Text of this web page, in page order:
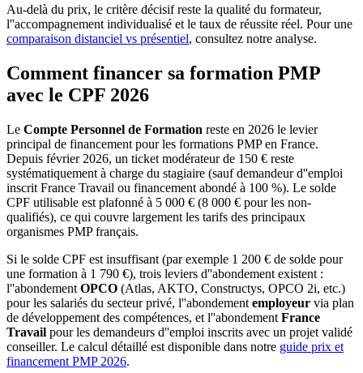
Au-delà du prix, le critère décisif reste la qualité du formateur,
l''accompagnement individualisé et le taux de réussite réel. Pour une
comparaison distanciel vs présentiel, consultez notre analyse.
Comment financer sa formation PMP
avec le CPF 2026
Le Compte Personnel de Formation reste en 2026 le levier
principal de financement pour les formations PMP en France.
Depuis février 2026, un ticket modérateur de 150 € reste
systématiquement à charge du stagiaire (sauf demandeur d''emploi
inscrit France Travail ou financement abondé à 100 %). Le solde
CPF utilisable est plafonné à 5 000 € (8 000 € pour les non-
qualifiés), ce qui couvre largement les tarifs des principaux
organismes PMP français.
Si le solde CPF est insuffisant (par exemple 1 200 € de solde pour
une formation à 1 790 €), trois leviers d''abondement existent :
l''abondement OPCO (Atlas, AKTO, Constructys, OPCO 2i, etc.)
pour les salariés du secteur privé, l''abondement employeur via plan
de développement des compétences, et l''abondement France
Travail pour les demandeurs d''emploi inscrits avec un projet validé
conseiller. Le calcul détaillé est disponible dans notre guide prix et
financement PMP 2026.